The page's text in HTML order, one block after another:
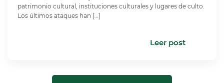
patrimonio cultural, instituciones culturales y lugares de culto.
Los últimos ataques han […]
Leer post